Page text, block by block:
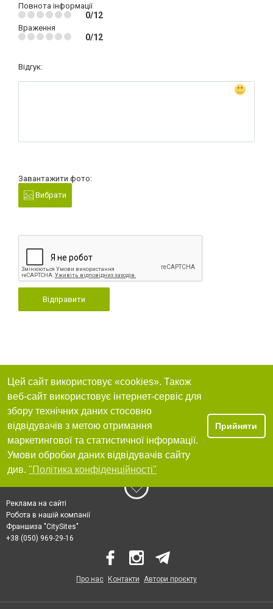
Повнота інформації
0/12
Враження
0/12
Відгук:
Завантажити фото:
Вибрати
Відправити
Цей сайт використовує «cookies». Також
веб-сайт використовує інтернет-сервіс для
збору технічних даних стосовно
відвідувачів з метою отримання
маркетингової та статистичної інформації.
Умови обробки даних відвідувачів сайту
див. "Політика конфіденційності"
Прийняти
Реклама на сайті
Робота в нашій компанії
Франшиза "CitySites"
+38 (050) 969-29-16
Про нас Контакти Автори проєкту